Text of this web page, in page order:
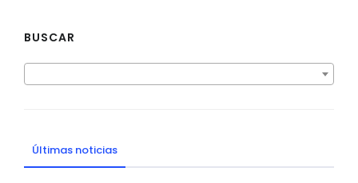
BUSCAR
Últimas noticias